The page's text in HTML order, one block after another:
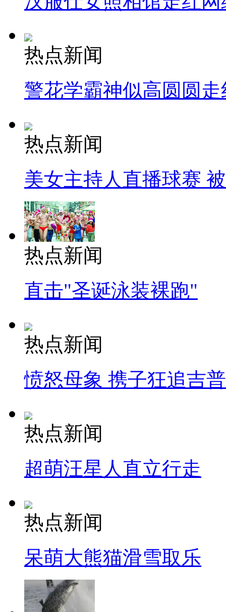
热点新闻
警花学霸神似高圆圆走
热点新闻
美女主持人直播球赛
热点新闻
直击"圣诞泳装裸跑"
热点新闻
愤怒母象 携子狂追吉
热点新闻
超萌汪星人直立行走
热点新闻
呆萌大熊猫滑雪取乐